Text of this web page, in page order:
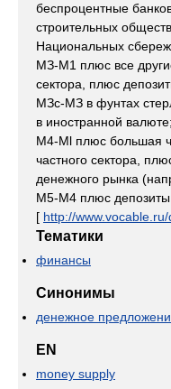
беспроцентные
строительных
Национальных
МЗ-M1 плюс все
сектора, плюс
МЗс-МЗ в фунтах
в иностранной валюте;
М4-Ml плюс большая
частного сектора,
денежного рынка
М5-М4 плюс депозиты
[ http://
Тематики
финансы
Синонимы
денежное
EN
money supply